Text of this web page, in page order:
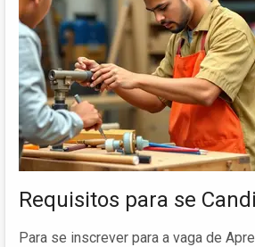
Requisitos para se
Para se inscrever para a vaga de